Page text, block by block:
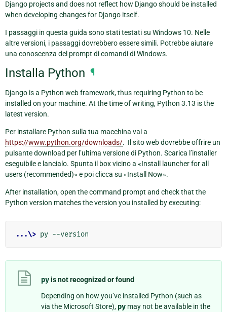
Django projects and does not reflect how Django should be installed
when developing changes for Django itself.
I passaggi in questa guida sono stati testati su Windows 10. Nelle
altre versioni, i passaggi dovrebbero essere simili. Potrebbe aiutare
una conoscenza del prompt di comandi di Windows.
Installa Python ¶
Django is a Python web framework, thus requiring Python to be
installed on your machine. At the time of writing, Python 3.13 is the
latest version.
Per installare Python sulla tua macchina vai a
https://www.python.org/downloads/. Il sito web dovrebbe offrire un
pulsante download per l’ultima versione di Python. Scarica l’installer
eseguibile e lancialo. Spunta il box vicino a «Install launcher for all
users (recommended)» e poi clicca su «Install Now».
After installation, open the command prompt and check that the
Python version matches the version you installed by executing:
...\>
pyis not recognized or found
Depending on how you’ve installed Python (such as
via the Microsoft Store), py may not be available in the